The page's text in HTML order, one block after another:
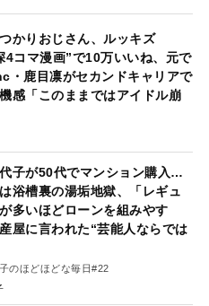
かりおじさん、ルッキズ
コマ漫画”で10万いいね、元で
・鹿目凛がセカンドキャリアで
感「このままではアイドル崩
子が50代でマンション購入…
浴槽裏の湯垢地獄、「レギュ
多いほどローンを組みやす
屋に言われた“芸能人ならでは
のほどほどな毎日#22